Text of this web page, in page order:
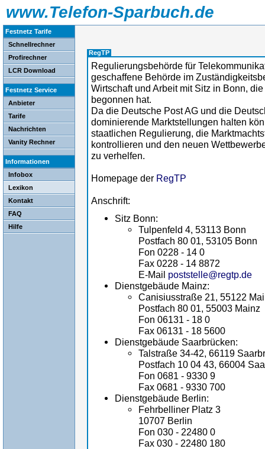
www.Telefon-Sparbuch.de
Festnetz Tarife
Schnellrechner
Profirechner
LCR Download
Festnetz Service
Anbieter
Tarife
Nachrichten
Vanity Rechner
Informationen
Infobox
Lexikon
Kontakt
FAQ
Hilfe
RegTP
Regulierungsbehörde für
geschaffene Behörde im
Wirtschaft und Arbeit mit Sitz in Bonn,
begonnen hat.
Da die Deutsche Post AG und die
dominierende Marktstellungen halten
staatlichen Regulierung, die
kontrollieren und den neuen
zu verhelfen.
Homepage der RegTP
Anschrift:
Sitz Bonn:
Tulpenfeld 4, 53113 Bonn
Postfach 80 01, 53105 Bonn
Fon 0228 - 14 0
Fax 0228 - 14 8872
E-Mail poststelle@regtp.de
Dienstgebäude Mainz:
Canisiusstraße 21, 55122
Postfach 80 01, 55003 Mainz
Fon 06131 - 18 0
Fax 06131 - 18 5600
Dienstgebäude Saarbrücken:
Talstraße 34-42, 66119
Postfach 10 04 43, 66004
Fon 0681 - 9330 9
Fax 0681 - 9330 700
Dienstgebäude Berlin:
Fehrbelliner Platz 3
10707 Berlin
Fon 030 - 22480 0
Fax 030 - 22480 180